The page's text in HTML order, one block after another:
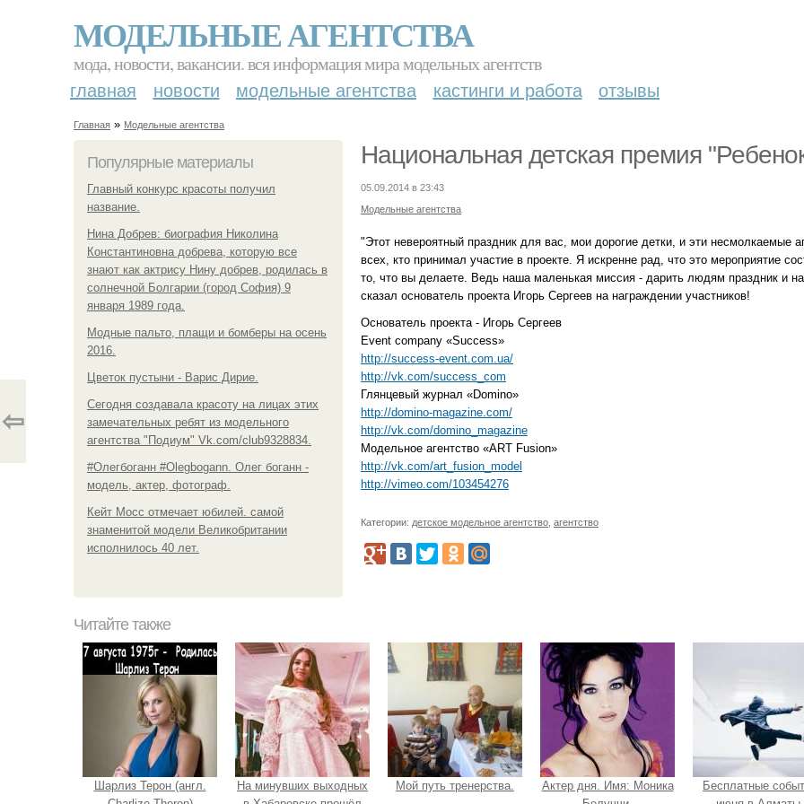
МОДЕЛЬНЫЕ АГЕНТСТВА
мода, новости, вакансии. вся информация мира модельных агентств
главная новости модельные агентства кастинги и работа отзывы
Главная » Модельные агентства
Популярные материалы
Главный конкурс красоты получил
название.
Нина Добрев: биография Николина
Константиновна добрева, которую все
знают как актрису Нину добрев, родилась в
солнечной Болгарии (город София) 9
января 1989 года.
Модные пальто, плащи и бомберы на осень
2016.
Цветок пустыни - Варис Дирие.
Сегодня создавала красоту на лицах этих
замечательных ребят из модельного
агентства "Подиум" Vk.com/club9328834.
#Олегбоганн #Olegbogann. Олег боганн -
модель, актер, фотограф.
Кейт Мосс отмечает юбилей. самой
знаменитой модели Великобритании
исполнилось 40 лет.
Национальная детская премия
05.09.2014 в 23:43
Модельные агентства
"Этот невероятный праздник для вас, мои дорогие детки, и эти несмолкаемые
всех, кто принимал участие в проекте. Я искренне рад, что это мероприятие
то, что вы делаете. Ведь наша маленькая миссия - дарить людям праздник
сказал основатель проекта Игорь Сергеев на награждении участников!
Основатель проекта - Игорь Сергеев
Event company «Success»
http://success-event.com.ua/
http://vk.com/success_com
Глянцевый журнал «Domino»
http://domino-magazine.com/
http://vk.com/domino_magazine
Модельное агентство «ART Fusion»
http://vk.com/art_fusion_model
http://vimeo.com/103454276
Категории: детское модельное агентство агентство
⇦
Читайте также
Шарлиз Терон (англ.
На минувших выходных
Мой путь тренерства.
Актер дня. Имя: Моника
Бесплатные